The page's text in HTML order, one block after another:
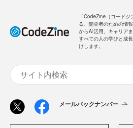
「CodeZine（コード
る、開発者のための情
からAI活用、キャリア
すべての人の学びと成
けします。
メールバックナンバー